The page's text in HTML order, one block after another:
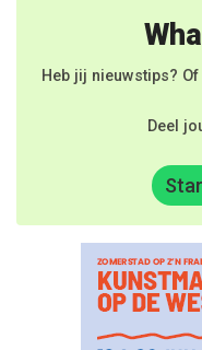
Heb jij nieuwstips?
Deel